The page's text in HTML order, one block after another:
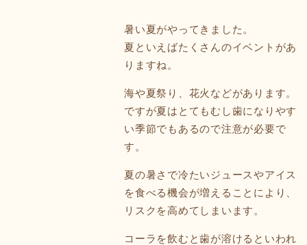
暑い夏がやってきました。
夏といえばたくさんのイベントがあ
りますね。
海や夏祭り、花火などがあります。
ですが夏はとてもむし歯になりやす
い季節でもあるので注意が必要で
す。
夏の暑さで冷たいジュースやアイス
を食べる機会が増えることにより、
リスクを高めてしまいます。
コーラを飲むと歯が溶けるといわれ